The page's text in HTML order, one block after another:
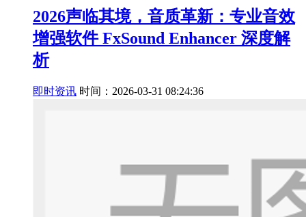
2026声临其境，音质革新：专业音效
增强软件 FxSound Enhancer 深度解
析
即时资讯 时间：2026-03-31 08:24:36